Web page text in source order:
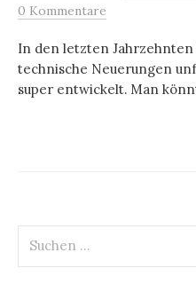
0 Kommentare
In den letzten
technische Neuerungen
super entwickelt. Man
nach: